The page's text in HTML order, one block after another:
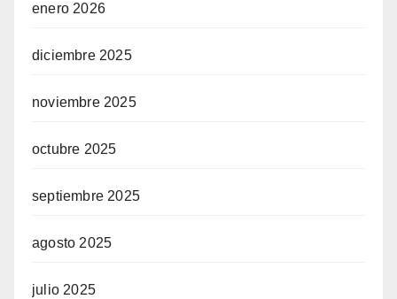
enero 2026
diciembre 2025
noviembre 2025
octubre 2025
septiembre 2025
agosto 2025
julio 2025